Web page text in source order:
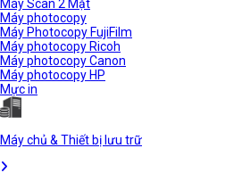
Máy Scan 2 Mặt
Máy photocopy
Máy Photocopy FujiFilm
Máy photocopy Ricoh
Máy photocopy Canon
Máy photocopy HP
Mực in
Máy chủ & Thiết bị lưu trữ